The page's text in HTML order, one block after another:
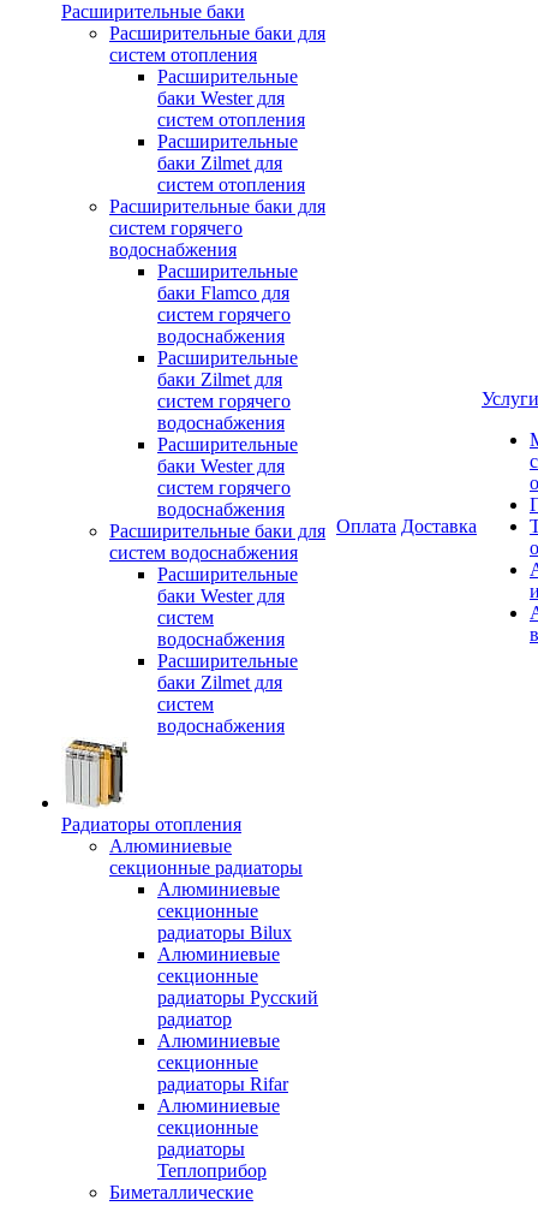
Расширительные баки
Расширительные баки для
систем отопления
Расширительные
баки Wester для
систем отопления
Расширительные
баки Zilmet для
систем отопления
Расширительные баки для
систем горячего
водоснабжения
Расширительные
баки Flamco для
систем горячего
водоснабжения
Расширительные
баки Zilmet для
систем горячего
водоснабжения
Расширительные
баки Wester для
систем горячего
водоснабжения
Расширительные баки для
систем водоснабжения
Расширительные
баки Wester для
систем
водоснабжения
Расширительные
баки Zilmet для
систем
водоснабжения
Радиаторы отопления
Алюминиевые
секционные радиаторы
Алюминиевые
секционные
радиаторы Bilux
Алюминиевые
секционные
радиаторы Русский
радиатор
Алюминиевые
секционные
радиаторы Rifar
Алюминиевые
секционные
радиаторы
Теплоприбор
Биметаллические
Оплата Доставка
Услуги